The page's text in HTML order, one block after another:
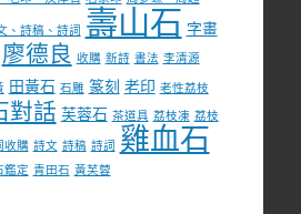
、詩稿、詩詞 壽山石 字畫
廖德良 收購 新詩 書法 李清源
田黃石 石雕 篆刻 老印 老性荔枝
對話 芙蓉石 茶道具 荔枝凍 荔枝
收購 詩文 詩稿 詩詞 雞血石
鑑定 青田石 黃芙蓉